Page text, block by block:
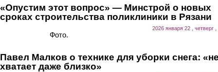
«Опустим этот вопрос» — Минстрой о новых
сроках строительства поликлиники в Рязани
2026 января 22 , четверг ,
Фото.
Павел Малков о технике для уборки снега:
хватает даже близко»